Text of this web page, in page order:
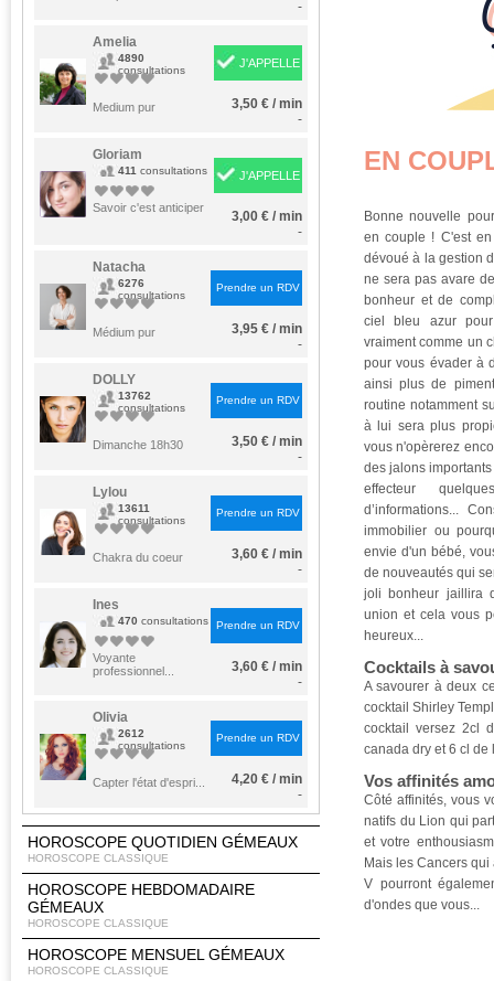
-
Amelia
4890
consultations
Medium pur
J'APPELLE
3,50 € / min
-
Gloriam
411 consultations
Savoir c'est anticiper
J'APPELLE
3,00 € / min
-
Natacha
6276
consultations
Médium pur
Prendre un RDV
3,95 € / min
-
DOLLY
13762
consultations
Dimanche 18h30
Prendre un RDV
3,50 € / min
-
Lylou
13611
consultations
Chakra du coeur
Prendre un RDV
3,60 € / min
-
Ines
470 consultations
Voyante
professionnel...
Prendre un RDV
3,60 € / min
-
Olivia
2612
consultations
Capter l'état d'espri...
Prendre un RDV
4,20 € / min
-
HOROSCOPE QUOTIDIEN GÉMEAUX
HOROSCOPE CLASSIQUE
HOROSCOPE HEBDOMADAIRE
GÉMEAUX
HOROSCOPE CLASSIQUE
HOROSCOPE MENSUEL GÉMEAUX
HOROSCOPE CLASSIQUE
EN
Bonne nouvelle
en couple ! C'est
dévoué à la gestion
ne sera pas avare
bonheur et de
ciel bleu azur
vraiment comme un
pour vous évader à
ainsi plus de
routine notamment
à lui sera plus
vous n'opèrerez
des jalons
effecteur
d’informations...
immobilier ou
envie d'un bébé,
de nouveautés qui
joli bonheur jaillira
union et cela vous
heureux...
Cocktails à
A savourer à deux
cocktail Shirley
cocktail versez 2cl
canada dry et 6 cl
Vos affinités
Côté affinités, vous
natifs du Lion qui
et votre
Mais les Cancers
V pourront
d'ondes que vous...